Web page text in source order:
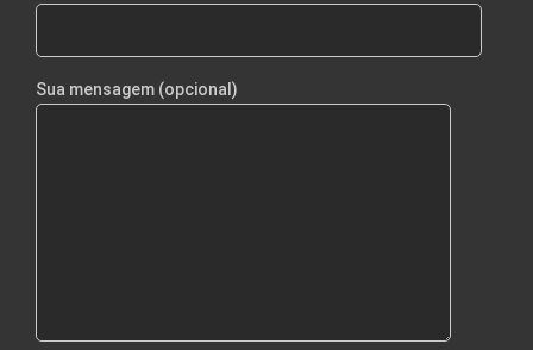
Sua mensagem (opcional)